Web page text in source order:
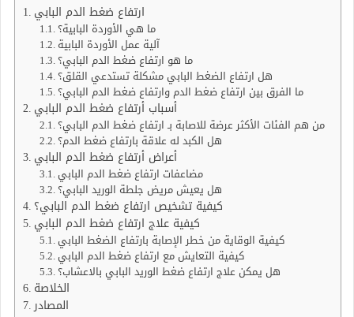
ارتفاع ضغط الدم البابي
ما هي الأوردة البابية؟
آلية عمل الأوردة البابية
ما هو ارتفاع ضغط الدم البابي؟
هل ارتفاع الضغط البابي مشكلة تستدعي القلق؟
ما الفرق بين ارتفاع ضغط الدم وارتفاع ضغط الدم البابي؟
أسباب أرتفاع ضغط الدم البابي
من هم الفئات الأكثر عرضة للاصابة بـ ارتفاع ضغط الدم البابي؟
هل الكبد له علاقة بارتفاع ضغط الدم؟
أعراض أرتفاع ضغط الدم البابي
مضاعفات ارتفاع ضغط الدم البابي
هل يعيش مريض جلطة الوريد البابي؟
كيفية تشخيص ارتفاع ضغط الدم البابي؟
كيفية علاج ارتفاع ضغط الدم البابي
كيفية الوقاية من خطر الإصابة بارتفاع الضغط البابي
كيفية التعايش مع ارتفاع ضغط الدم البابي
هل يمكن علاج ارتفاع ضغط الوريد البابي بالاعشاب؟
الخلاصة
المصادر